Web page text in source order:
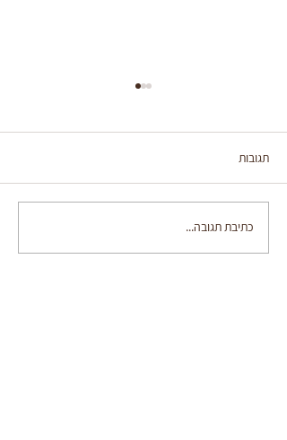
מאפה פילו פירות יער ושוקולד
לבן
תגובות
כתיבת תגובה...